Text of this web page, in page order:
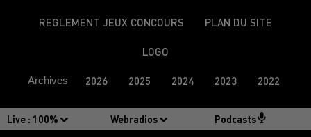
Live : 100% Webradios Podcasts
REGLEMENT JEUX CONCOURS PLAN DU SITE
LOGO
Archives 2026 2025 2024 2023 2022